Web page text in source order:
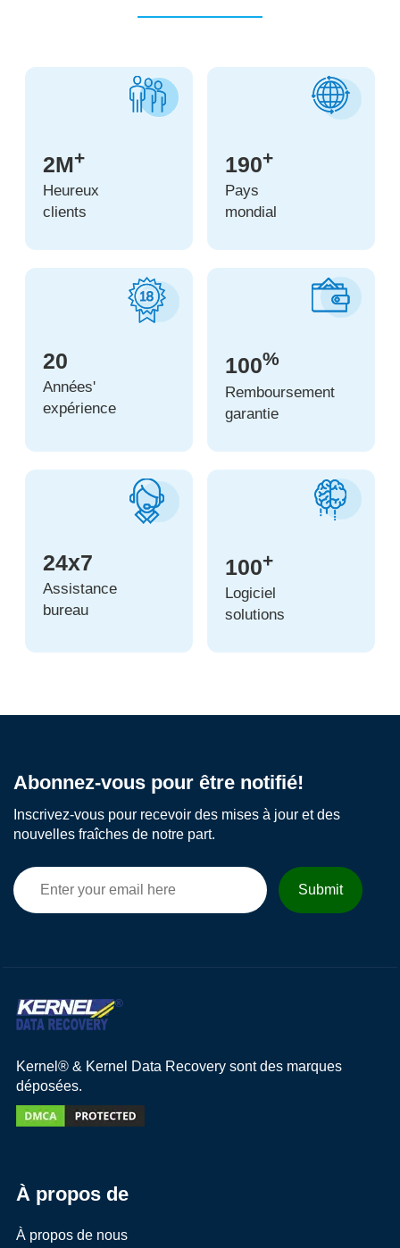
2M+
Heureux
clients
190+
Pays
mondial
20
Années'
expérience
100%
Remboursement
garantie
24x7
Assistance
bureau
100+
Logiciel
solutions
Abonnez-vous pour être notifié!
Inscrivez-vous pour recevoir des mises à jour et des
nouvelles fraîches de notre part.
Kernel® & Kernel Data Recovery sont des marques
déposées.
À propos de
À propos de nous